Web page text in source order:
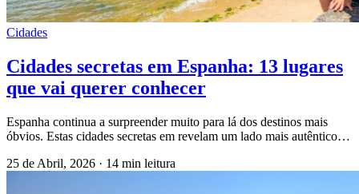
Cidades
Cidades secretas em Espanha: 13 lugares
que vai querer conhecer
Espanha continua a surpreender muito para lá dos destinos mais
óbvios. Estas cidades secretas em revelam um lado mais autêntico…
25 de Abril, 2026 · 14 min leitura